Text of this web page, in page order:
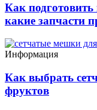
Как
какие запчасти
Информация
Как выбрать
фруктов